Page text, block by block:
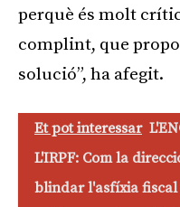
perquè és molt
complint, que
solució”, ha afegit.
Et pot interessar
L'IRPF: Com la
blindar l'asfíxia fiscal